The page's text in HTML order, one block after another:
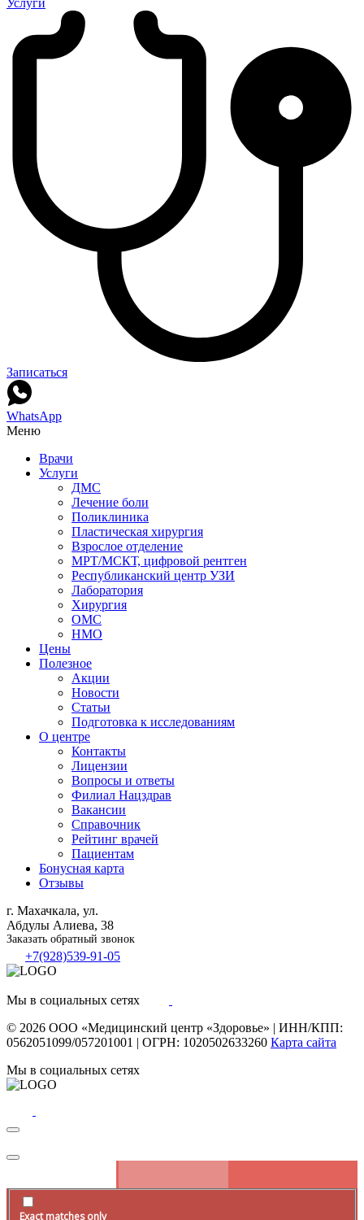
Записаться
WhatsApp
Меню
Врачи
Услуги
ДМС
Лечение боли
Поликлиника
Пластическая хирургия
Взрослое отделение
МРТ/МСКТ, цифровой рентген
Республиканский центр УЗИ
Лаборатория
Хирургия
ОМС
НМО
Цены
Полезное
Акции
Новости
Статьи
Подготовка к исследованиям
О центре
Контакты
Лицензии
Вопросы и ответы
Филиал Нацздрав
Вакансии
Справочник
Рейтинг врачей
Пациентам
Бонусная карта
Отзывы
г. Махачкала, ул.
Абдулы Алиева, 38
Заказать обратный звонок
+7(928)539-91-05
Мы в социальных сетях
© 2026 ООО «Медицинский центр «Здоровье» | ИНН/КПП:
0562051099/057201001 | ОГРН: 1020502633260 Карта сайта
Мы в социальных сетях
Exact matches only